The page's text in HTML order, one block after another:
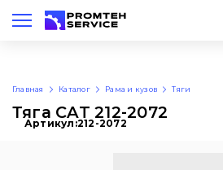
Рус
Главная Каталог Рама и кузов Тяги
Тяга CAT 212-2072
Артикул:212-2072